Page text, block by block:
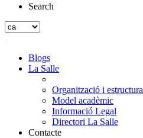
Search
Blogs
La Salle
Organització i estructura
Model acadèmic
Informació Legal
Directori La Salle
Contacte